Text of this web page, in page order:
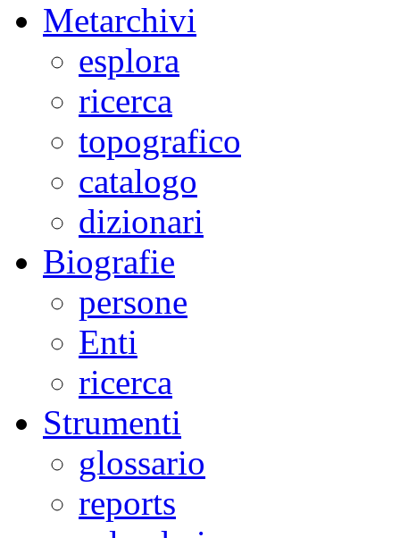
Metarchivi
esplora
ricerca
topografico
catalogo
dizionari
Biografie
persone
Enti
ricerca
Strumenti
glossario
reports